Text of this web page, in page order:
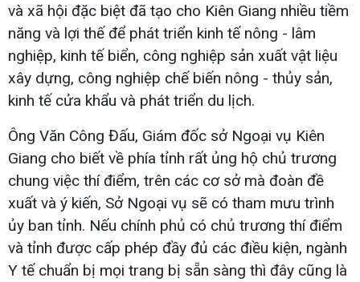
và xã hội đặc biệt đã tạo cho Kiên Giang nhiều tiềm
năng và lợi thế để phát triển kinh tế nông - lâm
nghiệp, kinh tế biển, công nghiệp sản xuất vật liệu
xây dựng, công nghiệp chế biến nông - thủy sản,
kinh tế cửa khẩu và phát triển du lịch.
Ông Văn Công Đấu, Giám đốc sở Ngoại vụ Kiên
Giang cho biết về phía tỉnh rất ủng hộ chủ trương
chung việc thí điểm, trên các cơ sở mà đoàn đề
xuất và ý kiến, Sở Ngoại vụ sẽ có tham mưu trình
ủy ban tỉnh. Nếu chính phủ có chủ trương thí điểm
và tỉnh được cấp phép đầy đủ các điều kiện, ngành
Y tế chuẩn bị mọi trang bị sẵn sàng thì đây cũng là